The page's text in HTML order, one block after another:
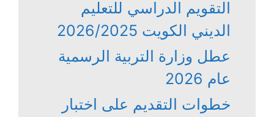
التقويم الدراسي للتعليم
الديني الكويت 2026/2025
عطل وزارة التربية الرسمية
عام 2026
خطوات التقديم على اختبار